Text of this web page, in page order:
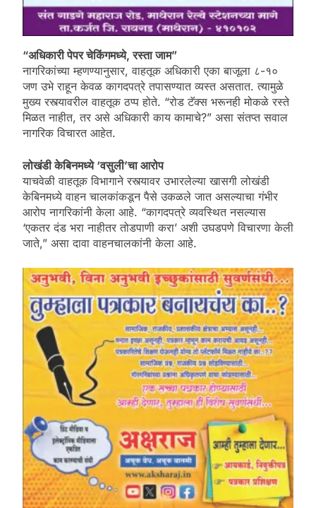
“अधिकारी पेपर चेकिंगमध्ये, रस्ता जाम”
नागरिकांच्या म्हणण्यानुसार, वाहतूक अधिकारी एका बाजूला ८-१०
जण उभे राहून केवळ कागदपत्रे तपासण्यात व्यस्त असतात. त्यामुळे
मुख्य रस्त्यावरील वाहतूक ठप्प होते. “रोड टॅक्स भरूनही मोकळे रस्ते
मिळत नाहीत, तर असे अधिकारी काय कामाचे?” असा संतप्त सवाल
नागरिक विचारत आहेत.
लोखंडी केबिनमध्ये ‘वसुली’चा आरोप
याचवेळी वाहतूक विभागाने रस्त्यावर उभारलेल्या खासगी लोखंडी
केबिनमध्ये वाहन चालकांकडून पैसे उकळले जात असल्याचा गंभीर
आरोप नागरिकांनी केला आहे. “कागदपत्रे व्यवस्थित नसल्यास
‘एकतर दंड भरा नाहीतर तोडपाणी करा’ अशी उघडपणे विचारणा केली
जाते,” असा दावा वाहनचालकांनी केला आहे.